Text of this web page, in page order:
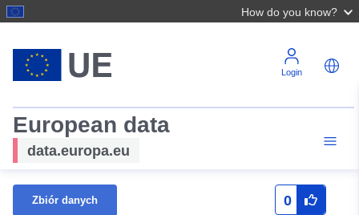
How do you know?
Login
European data
data.europa.eu
Zbiór danych 0